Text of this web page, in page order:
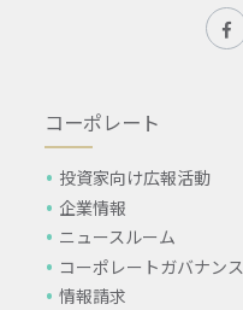
コーポレート
投資家向け広報活動
企業情報
ニュースルーム
コーポレートガバナンス
情報請求